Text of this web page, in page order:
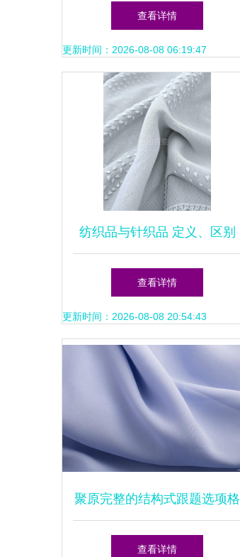
业务探析 专注品质，编织时
尚未来
查看详情
更新时间：2026-08-08 06:19:47
纺织品与针织品 定义、区别
与应用
查看详情
更新时间：2026-08-08 20:54:43
聚原完整的结构式跟题选项格
式即为原优聚完占
查看详情